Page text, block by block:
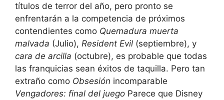
títulos de terror del año, pero pronto se
enfrentarán a la competencia de próximos
contendientes como Quemadura muerta
malvada (Julio), Resident Evil (septiembre), y
cara de arcilla (octubre), es probable que todas
las franquicias sean éxitos de taquilla. Pero tan
extraño como Obsesión incomparable
Vengadores: final del juego Parece que Disney